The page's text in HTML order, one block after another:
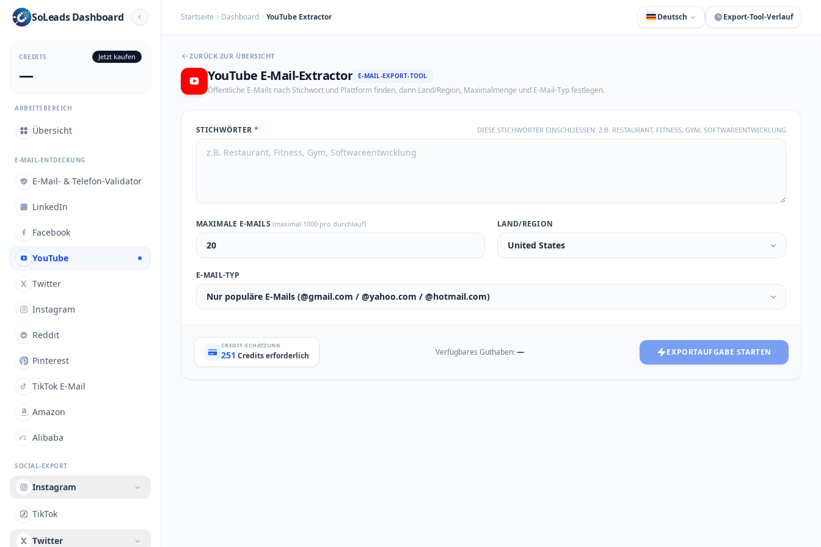
SoLeads Dashboard
CREDITS Jetzt kaufen
—
ARBEITSBEREICH
Übersicht
E-MAIL-ENTDECKUNG
E-Mail- & Telefon-Validator
LinkedIn
Facebook
YouTube
Twitter
Instagram
Reddit
Pinterest
TikTok E-Mail
Amazon
Alibaba
SOCIAL-EXPORT
Instagram
TikTok
Twitter
Startseite Dashboard YouTube Extractor Deutsch Export-Tool-Verlauf
ZURÜCK ZUR ÜBERSICHT
YouTube E-Mail-Extractor E-MAIL-EXPORT-TOOL
Öffentliche E-Mails nach Stichwort und Plattform finden, dann Land/Region, Maximalmenge und E-Mail-Typ festlegen.
STICHWÖRTER * DIESE STICHWÖRTER EINSCHLIESSEN. Z.B. RESTAURANT, FITNESS, GYM, SOFTWAREENTWICKLUNG
MAXIMALE E-MAILS(maximal 1000 pro durchlauf) LAND/REGION
United States
E-MAIL-TYP
Nur populäre E-Mails (@gmail.com / @yahoo.com / @hotmail.com)
CREDIT-SCHÄTZUNG
251 Credits erforderlich Verfügbares Guthaben:— EXPORTAUFGABE STARTEN